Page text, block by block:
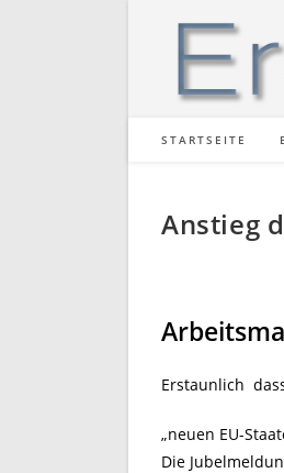
STARTSEITE
Anstieg
Erstaunlich
„neuen EU-
Die